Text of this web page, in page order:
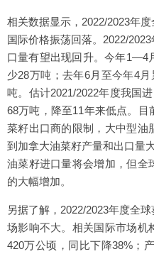
相关数据显示，2022/2023年
国际价格振荡回落。2022/
口量有望出现回升。今年1—4
少28万吨；去年6月至今年4
吨。估计2021/2022年度我国
68万吨，降至11年来低点。
菜籽出口商的限制，大中型油
到加拿大油菜籽产量和出口量
油菜籽进口量将会增加，但全
的大幅增加。
另据了解，2022/2023年度全
场影响不大。相关国际市场机
420万公顷，同比下降38%；